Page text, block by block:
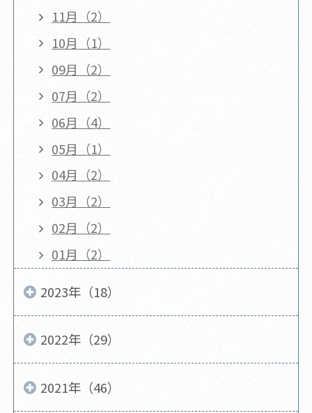
11月（2）
10月（1）
09月（2）
07月（2）
06月（4）
05月（1）
04月（2）
03月（2）
02月（2）
01月（2）
2023年（18）
2022年（29）
2021年（46）